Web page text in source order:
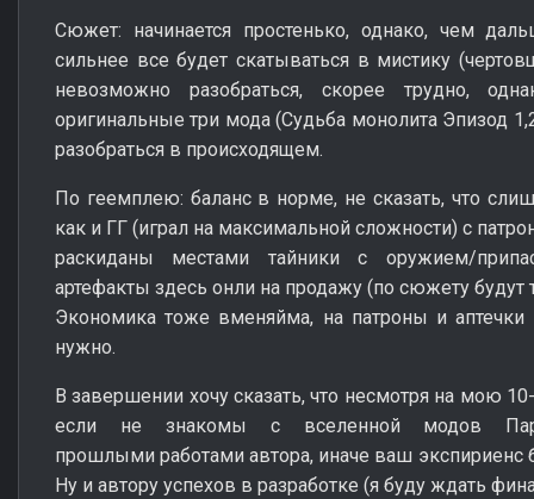
Сюжет: начинается простенько, однако, чем
сильнее все будет скатываться в мистику
невозможно разобраться, скорее трудно,
оригинальные три мода (Судьба монолита Эпизод
разобраться в происходящем.
По геемплею: баланс в норме, не сказать, что
как и ГГ (играл на максимальной сложности) с
раскиданы местами тайники с оружием/
артефакты здесь онли на продажу (по сюжету
Экономика тоже вменяйма, на патроны и аптечки
нужно.
В завершении хочу сказать, что несмотря на мою
если не знакомы с вселенной модов
прошлыми работами автора, иначе ваш экспириенс
Ну и автору успехов в разработке (я буду ждать